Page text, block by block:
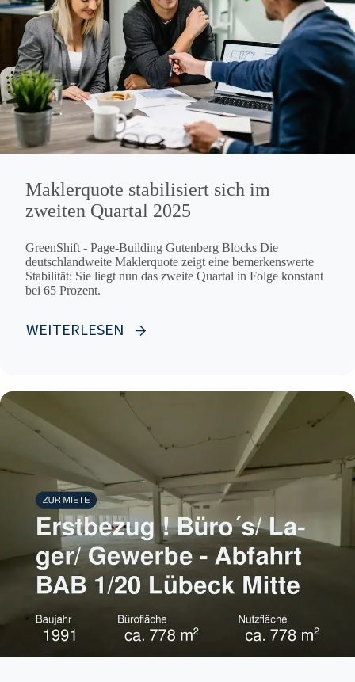
Maklerquote stabilisiert sich im
zweiten Quartal 2025
GreenShift - Page-Building Gutenberg Blocks Die
deutschlandweite Maklerquote zeigt eine bemerkenswerte
Stabilität: Sie liegt nun das zweite Quartal in Folge konstant
bei 65 Prozent.
WEITERLESEN